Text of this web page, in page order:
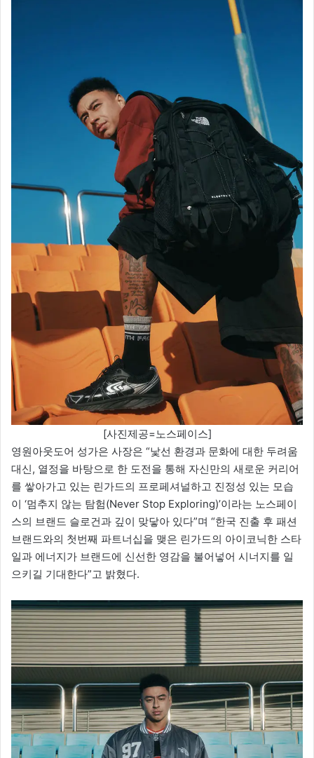
[사진제공=노스페이스]
영원아웃도어 성가은 사장은 “낯선 환경과 문화에 대한 두려움
대신, 열정을 바탕으로 한 도전을 통해 자신만의 새로운 커리어
를 쌓아가고 있는 린가드의 프로페셔널하고 진정성 있는 모습
이 ‘멈추지 않는 탐험(Never Stop Exploring)’이라는 노스페이
스의 브랜드 슬로건과 깊이 맞닿아 있다”며 “한국 진출 후 패션
브랜드와의 첫번째 파트너십을 맺은 린가드의 아이코닉한 스타
일과 에너지가 브랜드에 신선한 영감을 불어넣어 시너지를 일
으키길 기대한다”고 밝혔다.